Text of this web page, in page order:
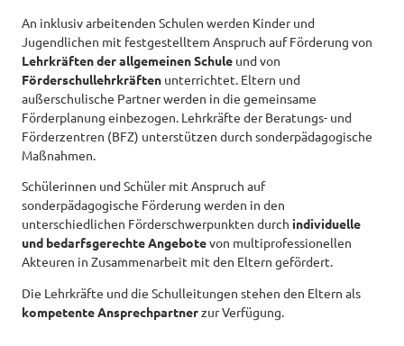
An inklusiv arbeitenden Schulen werden Kinder und
Jugendlichen mit festgestelltem Anspruch auf Förderung von
Lehrkräften der allgemeinen Schule und von
Förderschullehrkräften unterrichtet. Eltern und
außerschulische Partner werden in die gemeinsame
Förderplanung einbezogen. Lehrkräfte der Beratungs- und
Förderzentren (BFZ) unterstützen durch sonderpädagogische
Maßnahmen.
Schülerinnen und Schüler mit Anspruch auf
sonderpädagogische Förderung werden in den
unterschiedlichen Förderschwerpunkten durch individuelle
und bedarfsgerechte Angebotevon multiprofessionellen
Akteuren in Zusammenarbeit mit den Eltern gefördert.
Die Lehrkräfte und die Schulleitungen stehen den Eltern als
kompetente Ansprechpartnerzur Verfügung.